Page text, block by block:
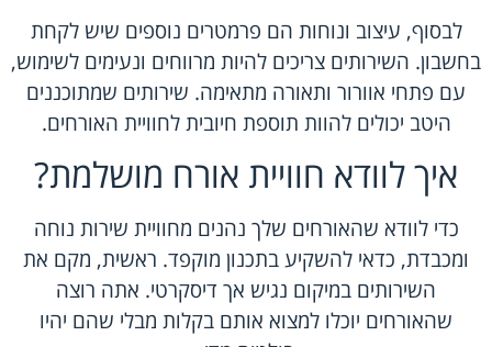
לבסוף, עיצוב ונוחות הם פרמטרים נוספים שיש לקחת
בחשבון. השירותים צריכים להיות מרווחים ונעימים לשימוש,
עם פתחי אוורור ותאורה מתאימה. שירותים שמתוכננים
היטב יכולים להוות תוספת חיובית לחוויית האורחים.
איך לוודא חוויית אורח מושלמת?
כדי לוודא שהאורחים שלך נהנים מחוויית שירות נוחה
ומכבדת, כדאי להשקיע בתכנון מוקפד. ראשית, מקם את
השירותים במיקום נגיש אך דיסקרטי. אתה רוצה
שהאורחים יוכלו למצוא אותם בקלות מבלי שהם יהיו